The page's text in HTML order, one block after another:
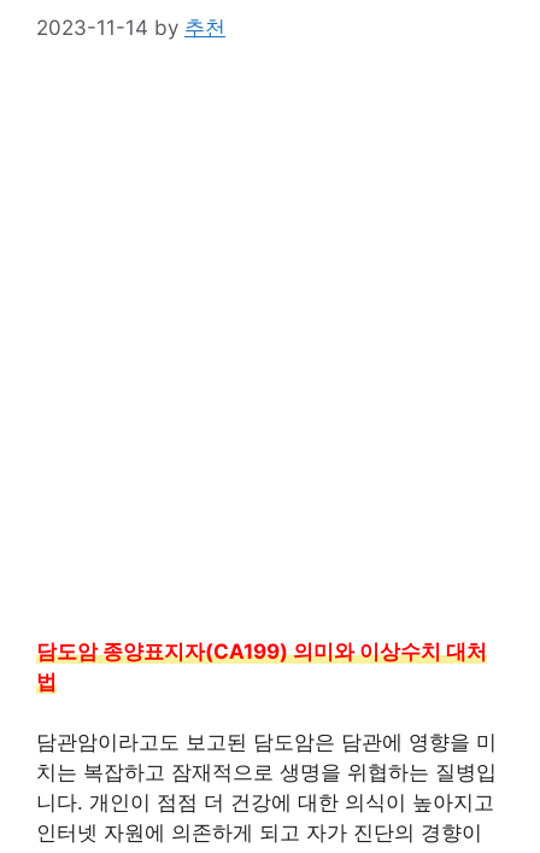
2023-11-14 by 추천
담도암 종양표지자(CA199) 의미와 이상수치 대처
법
담관암이라고도 보고된 담도암은 담관에 영향을 미
치는 복잡하고 잠재적으로 생명을 위협하는 질병입
니다. 개인이 점점 더 건강에 대한 의식이 높아지고
인터넷 자원에 의존하게 되고 자가 진단의 경향이